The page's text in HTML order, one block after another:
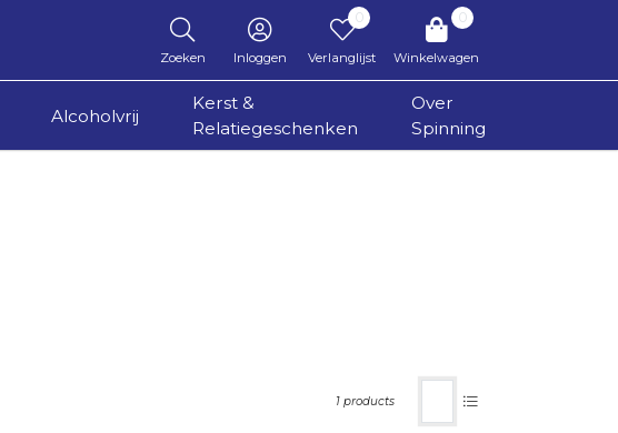
Zoeken Inloggen
0
Verlanglijst
0
Winkelwagen
Alcoholvrij
Kerst &
Relatiegeschenken
Over
Spinning
1 products